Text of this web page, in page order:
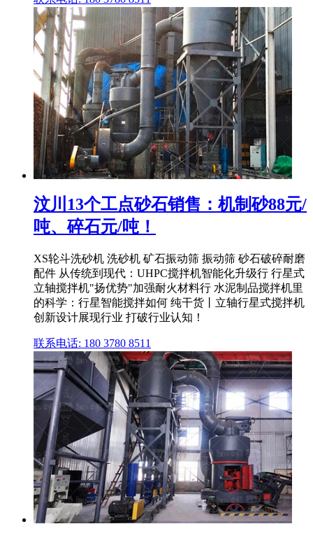
汶川13个工点砂石销售：机制砂88元/
吨、碎石元/吨！
XS轮斗洗砂机 洗砂机 矿石振动筛 振动筛 砂石破碎耐磨
配件 从传统到现代：UHPC搅拌机智能化升级行 行星式
立轴搅拌机"扬优势"加强耐火材料行 水泥制品搅拌机里
的科学：行星智能搅拌如何 纯干货丨立轴行星式搅拌机
创新设计展现行业 打破行业认知！
联系电话: 180 3780 8511